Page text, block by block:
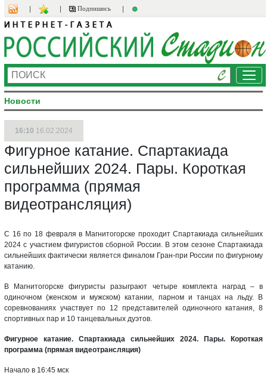
Подпишись
Новости
16:10 16.02.2024
Фигурное катание. Спартакиада
сильнейших 2024. Пары. Короткая
программа (прямая
видеотрансляция)
C 16 по 18 февраля в Магнитогорске проходит Спартакиада сильнейших
2024 с участием фигуристов сборной России. В этом сезоне Спартакиада
сильнейших фактически является финалом Гран-при России по фигурному
катанию.
В Магнитогорске фигуристы разыграют четыре комплекта наград – в
одиночном (женском и мужском) катании, парном и танцах на льду. В
соревнованиях участвует по 12 представителей одиночного катания, 8
спортивных пар и 10 танцевальных дуэтов.
Фигурное катание. Спартакиада сильнейших 2024. Пары. Короткая
программа (прямая видеотрансляция)
Начало в 16:45 мск